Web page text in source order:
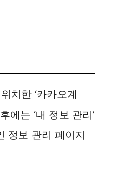
치한 ‘카카오계
에는 ‘내 정보 관리’
정보 관리 페이지